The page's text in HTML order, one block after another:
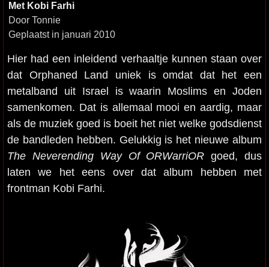
Met Kobi Farhi
Door Tonnie
Geplaatst in januari 2010
Hier had een inleidend verhaaltje kunnen staan over
dat Orphaned Land uniek is omdat dat het een
metalband uit Israel is waarin Moslims en Joden
samenkomen. Dat is allemaal mooi en aardig, maar
als de muziek goed is boeit het niet welke godsdienst
de bandleden hebben. Gelukkig is het nieuwe album
The Neverending Way Of ORWarriOR goed, dus
laten we het eens over dat album hebben met
frontman Kobi Farhi.